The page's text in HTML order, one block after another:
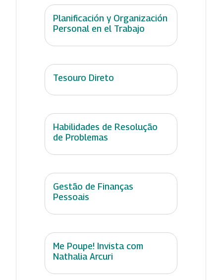
Planificación y Organización
Personal en el Trabajo
Tesouro Direto
Habilidades de Resolução
de Problemas
Gestão de Finanças
Pessoais
Me Poupe! Invista com
Nathalia Arcuri